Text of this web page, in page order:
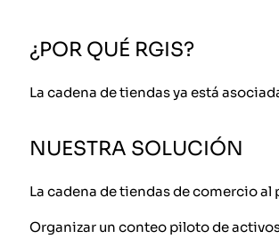
¿POR QUÉ RGIS?
La cadena de tiendas ya está
NUESTRA SOLUCIÓN
La cadena de tiendas de comercio
Organizar un conteo piloto de